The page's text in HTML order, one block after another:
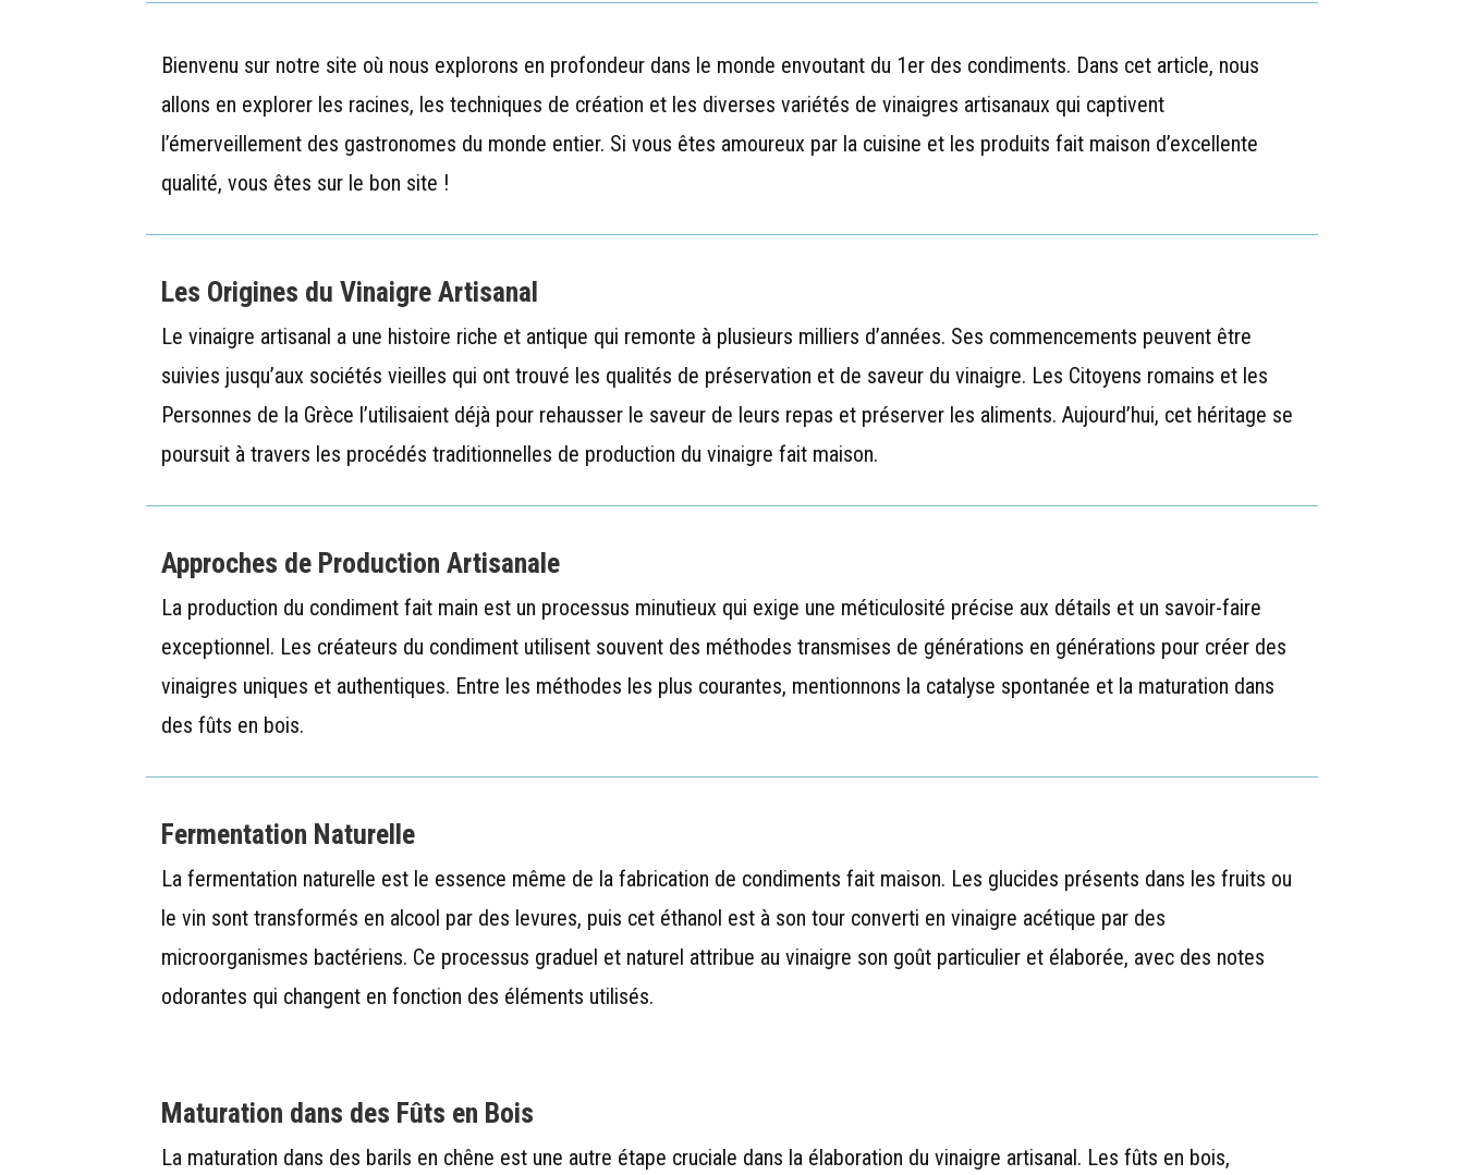
Bienvenu sur notre site où nous explorons en profondeur dans le monde envoutant du 1er des condiments. Dans cet article, nous
allons en explorer les racines, les techniques de création et les diverses variétés de vinaigres artisanaux qui captivent
l’émerveillement des gastronomes du monde entier. Si vous êtes amoureux par la cuisine et les produits fait maison d’excellente
qualité, vous êtes sur le bon site !
Les Origines du Vinaigre Artisanal
Le vinaigre artisanal a une histoire riche et antique qui remonte à plusieurs milliers d’années. Ses commencements peuvent être
suivies jusqu’aux sociétés vieilles qui ont trouvé les qualités de préservation et de saveur du vinaigre. Les Citoyens romains et les
Personnes de la Grèce l’utilisaient déjà pour rehausser le saveur de leurs repas et préserver les aliments. Aujourd’hui, cet héritage se
poursuit à travers les procédés traditionnelles de production du vinaigre fait maison.
Approches de Production Artisanale
La production du condiment fait main est un processus minutieux qui exige une méticulosité précise aux détails et un savoir-faire
exceptionnel. Les créateurs du condiment utilisent souvent des méthodes transmises de générations en générations pour créer des
vinaigres uniques et authentiques. Entre les méthodes les plus courantes, mentionnons la catalyse spontanée et la maturation dans
des fûts en bois.
Fermentation Naturelle
La fermentation naturelle est le essence même de la fabrication de condiments fait maison. Les glucides présents dans les fruits ou
le vin sont transformés en alcool par des levures, puis cet éthanol est à son tour converti en vinaigre acétique par des
microorganismes bactériens. Ce processus graduel et naturel attribue au vinaigre son goût particulier et élaborée, avec des notes
odorantes qui changent en fonction des éléments utilisés.
Maturation dans des Fûts en Bois
La maturation dans des barils en chêne est une autre étape cruciale dans la élaboration du vinaigre artisanal. Les fûts en bois,